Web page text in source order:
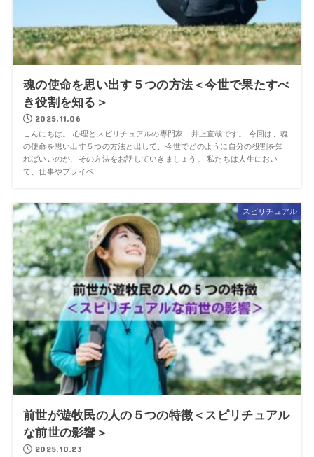
魂の使命を思い出す５つの方法＜今世で果たすべ
き役割を知る＞
2025.11.06
こんにちは。 心理とスピリチュアルの専門家 井上直哉です。 今回は、魂
の使命を思い出す５つの方法と出して、今世でどのように自分の役割を知
ればいいのか、その方法をお話していきましょう。 私たちは人生におい
て、仕事やプライベ...
スピリチュアル
前世が遊牧民の人の５つの特徴＜スピリチュアル
な前世の影響＞
2025.10.23